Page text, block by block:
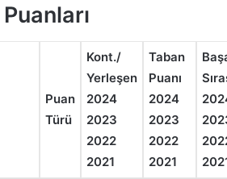
Puan
Türü
Kont./
Yerleşen
2024
2023
2022
2021
Taban
Puanı
2024
2023
2022
2021